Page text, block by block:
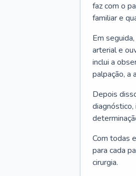
faz com o
familiar e
Em
arterial e
inclui a
palpação, a
Depois
diagnóstico,
Com todas
para cada
cirurgia.